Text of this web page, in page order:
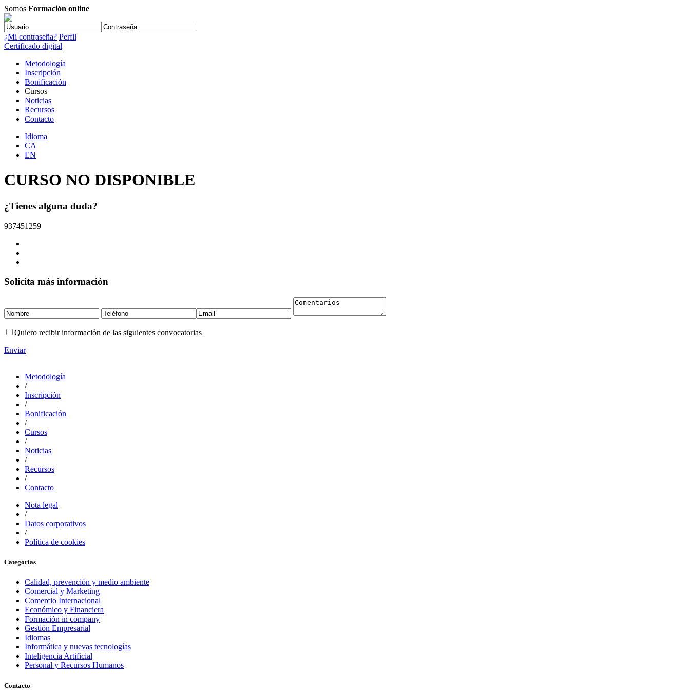
Somos Formación online
¿Mi contraseña? Perfil
Certificado digital
Metodología
Inscripción
Bonificación
Cursos
Noticias
Recursos
Contacto
Idioma
CA
EN
CURSO NO DISPONIBLE
¿Tienes alguna duda?
937451259
Solicita más información
Quiero recibir información de las siguientes convocatorias
Enviar
Metodología
/
Inscripción
/
Bonificación
/
Cursos
/
Noticias
/
Recursos
/
Contacto
Nota legal
/
Datos corporativos
/
Política de cookies
Categorias
Calidad, prevención y medio ambiente
Comercial y Marketing
Comercio Internacional
Económico y Financiera
Formación in company
Gestión Empresarial
Idiomas
Informática y nuevas tecnologías
Inteligencia Artificial
Personal y Recursos Humanos
Contacto